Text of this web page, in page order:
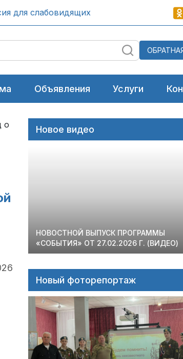
для слабовидящих
Объявления Услуги
о
Новое видео
НОВОСТНОЙ ВЫПУСК ПРОГРАММЫ
«СОБЫТИЯ» ОТ 27.02.2026 Г. (ВИДЕО)
Новый фоторепортаж